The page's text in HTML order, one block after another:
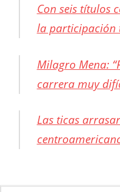
Con seis títulos
la participación
Milagro Mena:
carrera muy
Las ticas